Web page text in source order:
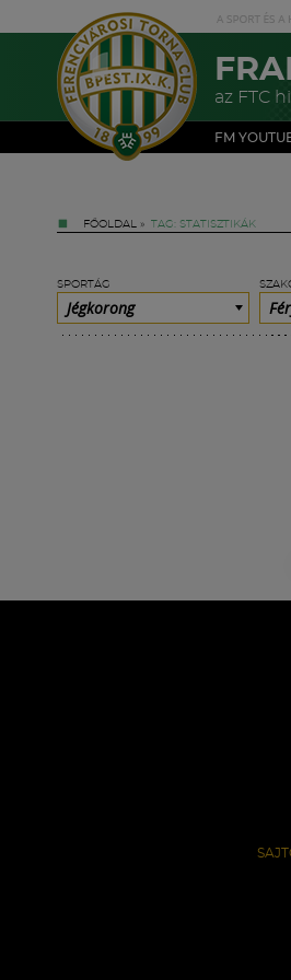
az FTC
FM
FŐOLDAL » TAG: STATISZTIKÁK
SPORTÁG
Jégkorong